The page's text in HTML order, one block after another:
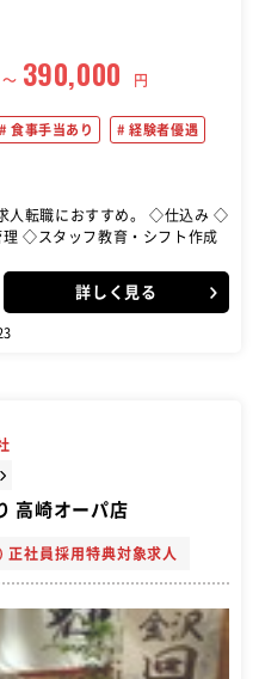
〜 390,000 円
食事手当あり 経験者優遇
におすすめ。 ◇仕込み ◇
◇スタッフ教育・シフト作成
詳しく見る
高崎オーパ店
正社員採用特典対象求人